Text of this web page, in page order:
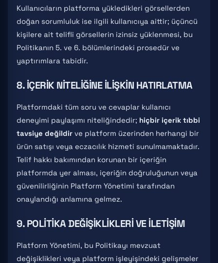
Kullanıcıların platforma yükledikleri görsellerden
doğan sorumluluk ise ilgili kullanıcıya aittir; üçüncü
kişilere ait telifli görsellerin izinsiz yüklenmesi, bu
Politikanın 5. ve 6. bölümlerindeki prosedür ve
yaptırımlara tabidir.
8. İÇERIK NITELIĞINE İLIŞKIN HATIRLATMA
Platformdaki tüm soru ve cevaplar kullanıcı
deneyimi paylaşımı niteliğindedir; hiçbir içerik tıbbi
tavsiye değildir ve platform üzerinden herhangi bir
ürün satışı veya eczacılık hizmeti sunulmamaktadır.
Telif hakkı bakımından korunan bir içeriğin
platformda yer alması, içeriğin doğruluğunun veya
güvenilirliğinin Platform Yönetimi tarafından
onaylandığı anlamına gelmez.
9. POLITIKA DEĞIŞIKLIKLERI VE İLETIŞIM
Platform Yönetimi, bu Politikayı mevzuat
değişiklikleri veya platform işleyişindeki gelişmeler